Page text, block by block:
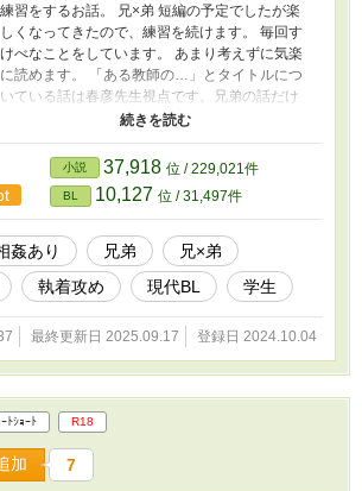
練習をするお話。 兄×弟 短編の予定でしたが楽
しくなってきたので、練習を続けます。 毎回す
けべなことをしています。 あまり考えずに気楽
に読めます。 「ある教師の…」とタイトルにつ
いている話は春彦先生視点です。兄弟の話だけ
読みたい方は読み飛ばしていただいて大丈夫で
【登場人物】 主人公（弟） ◆相枝リク（あいえ
だ りく） 高一（受） 少し癖のある猫毛、黒目
がちで目が大きく鼻は小さく丸いので実年齢よ
り下に見られる。 兄の前では特に幼い言動や行
動になる。背は低め。 ◆相枝スイ（あいえだ す
い） 高三（攻） リクの兄。艶のある癖のない
黒髪。塩系のイケメン。背が高い。弟に重い執
氏。現国の教師。 リクとは15歳ほど年が離れて
いる。 自分では攻めだと思っているけど……？
リクとは清い関係。故に童貞（魔法使い）。 過
干渉な母親がいる。 ◆金子 碧(かねこ あお) 高一
リクのクラスメイト。イラストが得意。 ◆ 航希
(こうき) 高三 碧の彼氏。スイの友達。 ◆幸田
(こうだ) 保健教諭。 体育教師よりも筋肉質でガ
ッチリした体型。 ※苗字が付きました。 ※基本
小説 37,918 位 / 229,021件
BL 10,127 位 / 31,497件
姦あり 兄弟
兄×弟
執着攻め 現代BL 学生
最終更新日 2025.09.17 登録日 2024.10.04
ﾄｼｮｰﾄ R18
加 7